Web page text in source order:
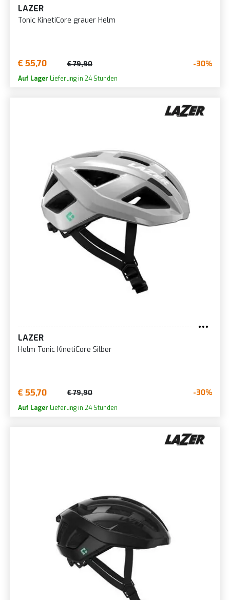
LAZER
Tonic KinetiCore grauer Helm
€ 55,70 € 79,90 -30%
Auf Lager Lieferung in 24 Stunden
LAZER
Helm Tonic KinetiCore Silber
€ 55,70 € 79,90 -30%
Auf Lager Lieferung in 24 Stunden